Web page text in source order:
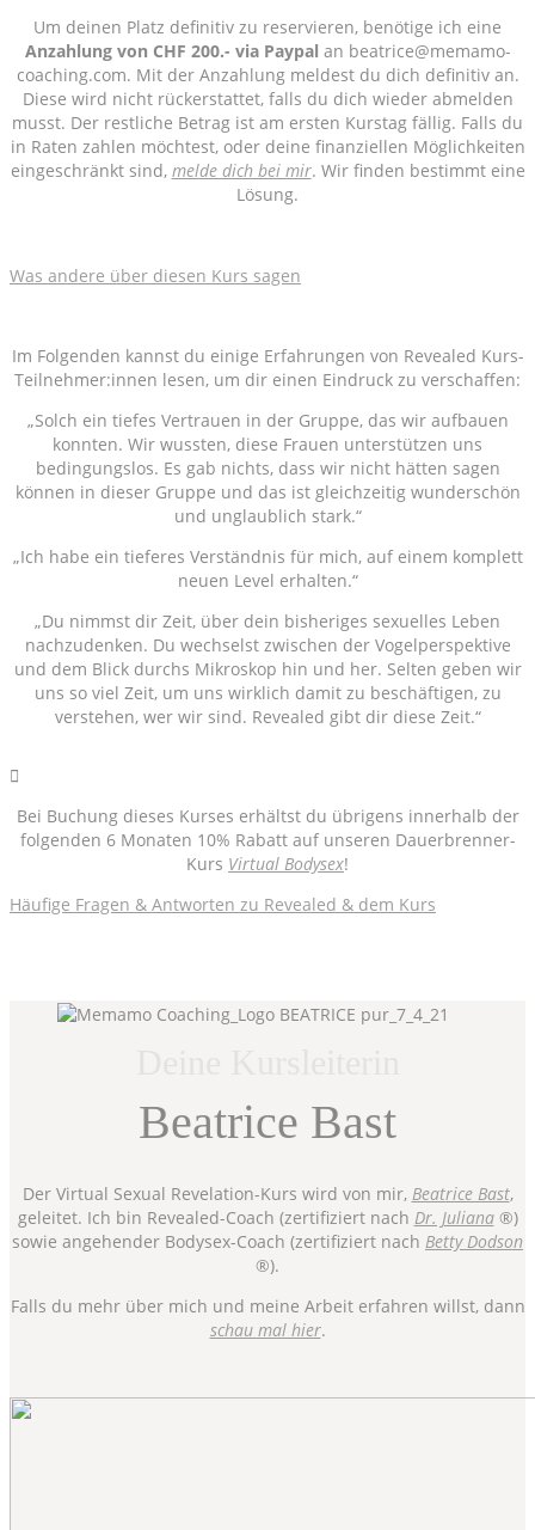
Um deinen Platz definitiv zu reservieren, benötige ich eine
Anzahlung von CHF 200.- via Paypal an beatrice@memamo-
coaching.com. Mit der Anzahlung meldest du dich definitiv an.
Diese wird nicht rückerstattet, falls du dich wieder abmelden
musst. Der restliche Betrag ist am ersten Kurstag fällig. Falls du
in Raten zahlen möchtest, oder deine finanziellen Möglichkeiten
eingeschränkt sind, melde dich bei mir. Wir finden bestimmt eine
Lösung.
Was andere über diesen Kurs sagen
Im Folgenden kannst du einige Erfahrungen von Revealed Kurs-
Teilnehmer:innen lesen, um dir einen Eindruck zu verschaffen:
„Solch ein tiefes Vertrauen in der Gruppe, das wir aufbauen
konnten. Wir wussten, diese Frauen unterstützen uns
bedingungslos. Es gab nichts, dass wir nicht hätten sagen
können in dieser Gruppe und das ist gleichzeitig wunderschön
und unglaublich stark.“
„Ich habe ein tieferes Verständnis für mich, auf einem komplett
neuen Level erhalten.“
„Du nimmst dir Zeit, über dein bisheriges sexuelles Leben
nachzudenken. Du wechselst zwischen der Vogelperspektive
und dem Blick durchs Mikroskop hin und her. Selten geben wir
uns so viel Zeit, um uns wirklich damit zu beschäftigen, zu
verstehen, wer wir sind. Revealed gibt dir diese Zeit.“
Bei Buchung dieses Kurses erhältst du übrigens innerhalb der
folgenden 6 Monaten 10% Rabatt auf unseren Dauerbrenner-
Kurs Virtual Bodysex!
Häufige Fragen & Antworten zu Revealed & dem Kurs
Beatrice Bast
Der Virtual Sexual Revelation-Kurs wird von mir, Beatrice Bast,
geleitet. Ich bin Revealed-Coach (zertifiziert nach Dr. Juliana®)
sowie angehender Bodysex-Coach (zertifiziert nach Betty Dodson
®).
Falls du mehr über mich und meine Arbeit erfahren willst, dann
schau mal hier.